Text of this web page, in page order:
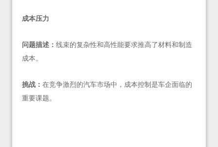
成本压力
问题描述： 线束的复杂性和高性能要求推高了材料和制造
成本。
挑战： 在竞争激烈的汽车市场中，成本控制是车企面临的
重要课题。